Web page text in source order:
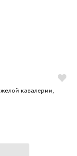
кавалерии,